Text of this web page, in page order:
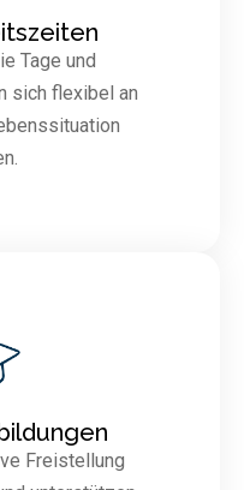
Tage und
sich flexibel an
Freistellung